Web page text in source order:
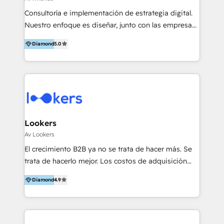
Consultoría e implementación de estrategia digital.
Nuestro enfoque es diseñar, junto con las empresas,
la mejor forma de conectar con su mercado meta,
ayudándolas a utilizar la tecnología disponible para
hacer rentables sus procesos comerciales.
Diamond5.0
Lookers
Av Lookers
El crecimiento B2B ya no se trata de hacer más. Se
trata de hacerlo mejor. Los costos de adquisición
suben, el retorno no escala, y los equipos están
saturados de herramientas, procesos y presión por
resultados. Seguir creciendo sin datos claros, sin
alineación y sin estrategia es como acelerar con los
Diamond4.9